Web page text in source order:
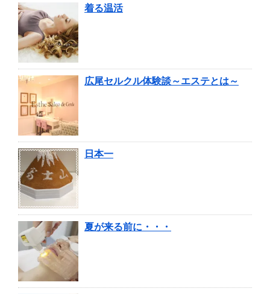
着る温活
広尾セルクル体験談～エステとは～
日本一
夏が来る前に・・・